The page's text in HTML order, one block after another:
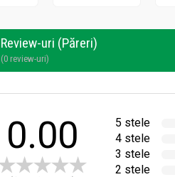
Review-uri (Păreri)
(0 review-uri)
0.00 5 stele
4 stele
3 stele
2 stele